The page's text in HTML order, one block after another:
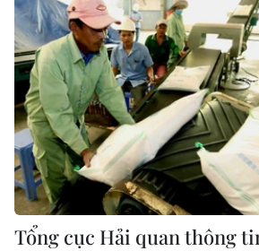
Tổng cục Hải quan thông